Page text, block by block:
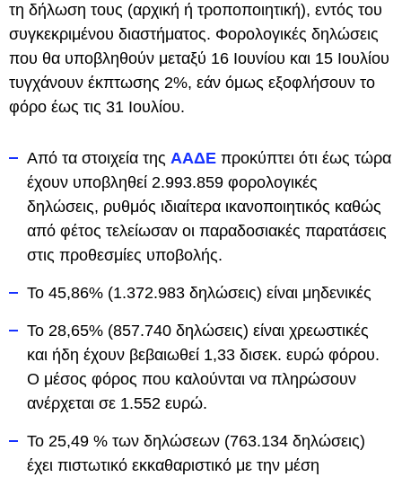
τη δήλωση τους (αρχική ή τροποποιητική), εντός του
συγκεκριμένου διαστήματος. Φορολογικές δηλώσεις
που θα υποβληθούν μεταξύ 16 Ιουνίου και 15 Ιουλίου
τυγχάνουν έκπτωσης 2%, εάν όμως εξοφλήσουν το
φόρο έως τις 31 Ιουλίου.
Από τα στοιχεία της ΑΑΔΕ προκύπτει ότι έως τώρα
έχουν υποβληθεί 2.993.859 φορολογικές
δηλώσεις, ρυθμός ιδιαίτερα ικανοποιητικός καθώς
από φέτος τελείωσαν οι παραδοσιακές παρατάσεις
στις προθεσμίες υποβολής.
Το 45,86% (1.372.983 δηλώσεις) είναι μηδενικές
Το 28,65% (857.740 δηλώσεις) είναι χρεωστικές
και ήδη έχουν βεβαιωθεί 1,33 δισεκ. ευρώ φόρου.
Ο μέσος φόρος που καλούνται να πληρώσουν
ανέρχεται σε 1.552 ευρώ.
Το 25,49 % των δηλώσεων (763.134 δηλώσεις)
έχει πιστωτικό εκκαθαριστικό με την μέση